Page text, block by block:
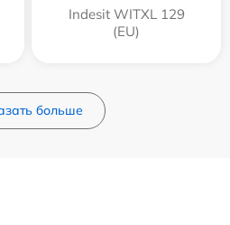
Indesit WITXL 129
(EU)
больше